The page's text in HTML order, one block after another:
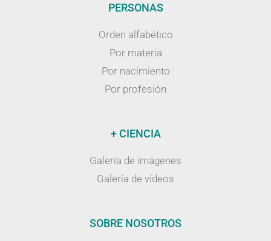
PERSONAS
Orden alfabético
Por materia
Por nacimiento
Por profesión
+ CIENCIA
Galería de imágenes
Galería de vídeos
SOBRE NOSOTROS